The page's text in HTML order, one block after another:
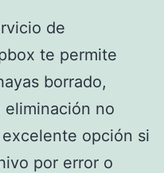
de
te permite
borrado,
no
opción si
por error o